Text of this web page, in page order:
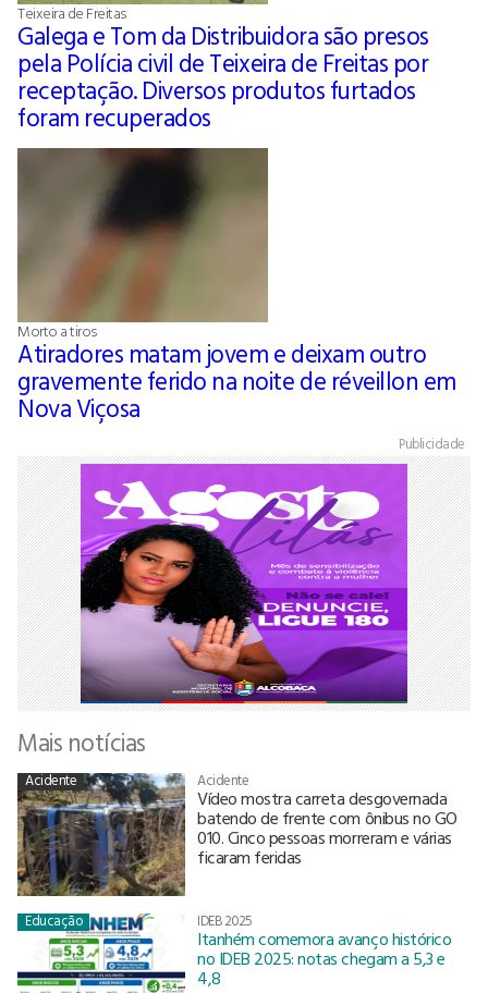
Teixeira de Freitas
Galega e Tom da Distribuidora são presos
pela Polícia civil de Teixeira de Freitas por
receptação. Diversos produtos furtados
foram recuperados
Morto a tiros
Atiradores matam jovem e deixam outro
gravemente ferido na noite de réveillon em
Nova Viçosa
Publicidade
Mais notícias
Acidente Acidente
Vídeo mostra carreta desgovernada
batendo de frente com ônibus no GO
010. Cinco pessoas morreram e várias
ficaram feridas
Educação IDEB 2025
Itanhém comemora avanço histórico
no IDEB 2025: notas chegam a 5,3 e
4,8